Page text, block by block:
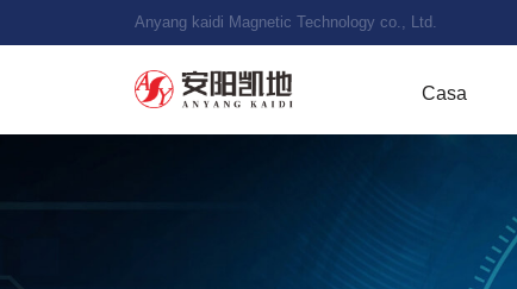
Anyang kaidi Magnetic Technology co., Ltd.
Casa